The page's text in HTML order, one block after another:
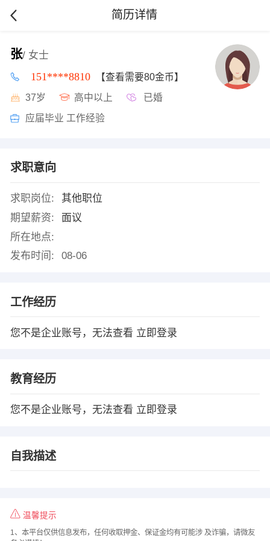
简历详情
张/ 女士
151****8810 【查看需要80金币】
37岁 高中以上 已婚
应届毕业 工作经验
求职意向
求职岗位:
其他职位
期望薪资:
面议
所在地点:
发布时间:
08-06
工作经历
您不是企业账号，无法查看 立即登录
教育经历
您不是企业账号，无法查看 立即登录
自我描述
温馨提示
1、本平台仅供信息发布，任何收取押金、保证金均有可能涉 及诈骗，请微友